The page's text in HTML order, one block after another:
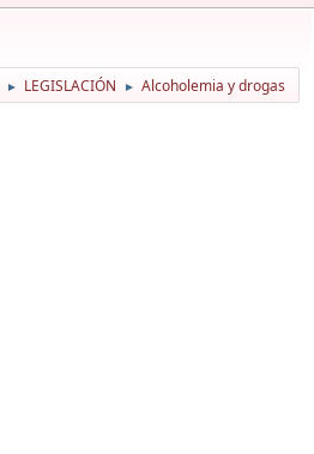
► LEGISLACIÓN ► Alcoholemia y drogas